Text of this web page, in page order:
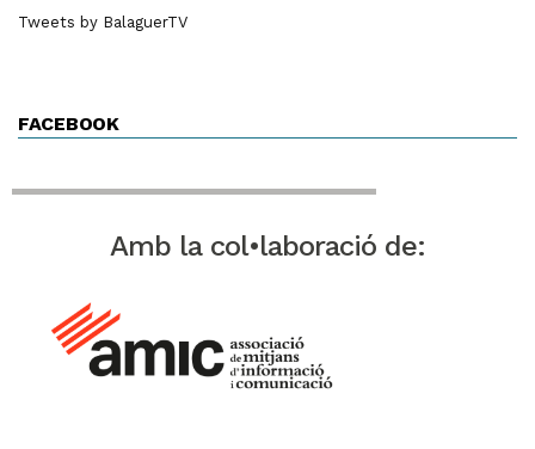
Tweets by BalaguerTV
FACEBOOK
Amb la col•laboració de: